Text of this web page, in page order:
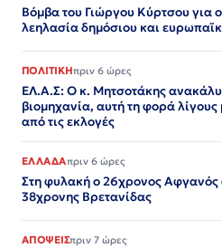
Βόμβα του Γιώργου Κύρτσου για
λεηλασία δημόσιου και
ΠΟΛΙΤΙΚΗπριν 6 ώρες
ΕΛ.Α.Σ: Ο κ. Μητσοτάκης
βιομηχανία, αυτή τη φορά λίγους
από τις εκλογές
ΕΛΛΑΔΑπριν 6 ώρες
Στη φυλακή ο 26χρονος Αφγανός
38χρονης Βρετανίδας
ΑΠΟΨΕΙΣπριν 7 ώρες